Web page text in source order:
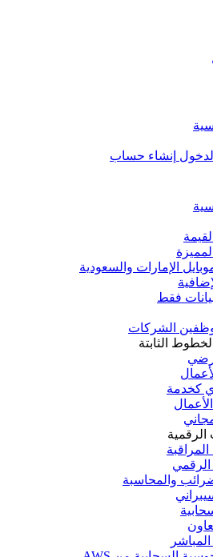
إنشاء حساب
الإمارات والسعودية
فقط
الشركات
الثابتة
كخدمة
الرقمية
الرقمي
والمحاسبة